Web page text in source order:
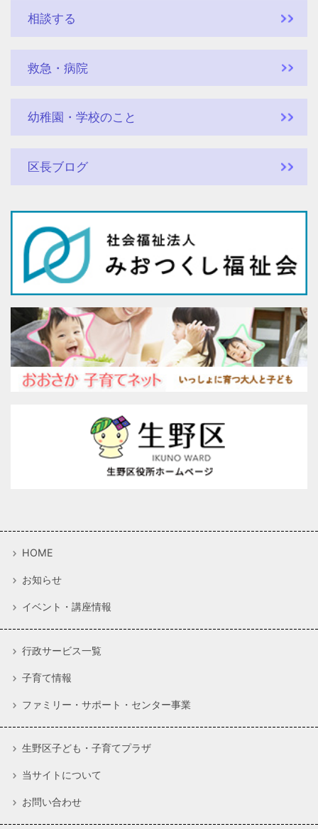
相談する
救急・病院
幼稚園・学校のこと
区長ブログ
HOME
お知らせ
イベント・講座情報
行政サービス一覧
子育て情報
ファミリー・サポート・センター事業
生野区子ども・子育てプラザ
当サイトについて
お問い合わせ